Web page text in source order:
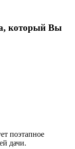
который Вы
поэтапное
дачи.